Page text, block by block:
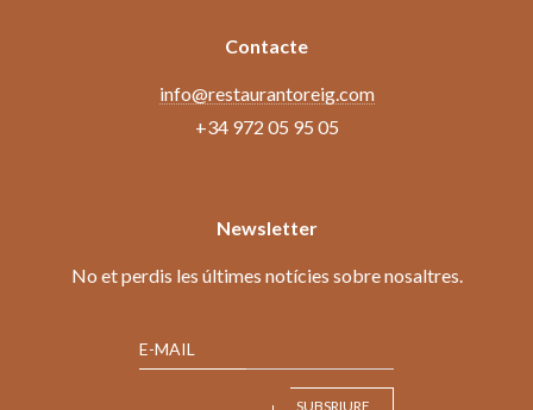
Contacte
info@restaurantoreig.com
+34 972 05 95 05
Newsletter
No et perdis les últimes notícies sobre nosaltres.
E-MAIL
SUBSRIURE